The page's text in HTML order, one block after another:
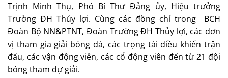
Trịnh Minh Thụ, Phó Bí Thư Đảng ủy, Hiệu trưởng
Trường ĐH Thủy lợi. Cùng các đồng chí trong BCH
Đoàn Bộ NN&PTNT, Đoàn Trường ĐH Thủy lợi, các đơn
vị tham gia giải bóng đá, các trọng tài điều khiển trận
đấu, các vận động viên, các cổ động viên đến từ 21 đội
bóng tham dự giải.